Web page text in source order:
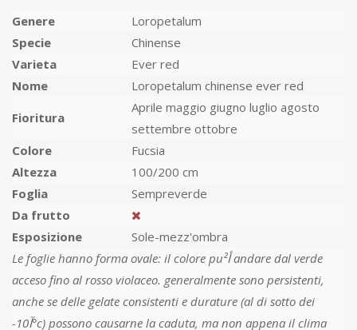
Genere
Loropetalum
Specie
Chinense
Varieta
Ever red
Nome
Loropetalum chinense ever red
Fioritura
Aprile maggio giugno luglio agosto
settembre ottobre
Colore
Fucsia
Altezza
100/200 cm
Foglia
Sempreverde
Da frutto
Esposizione
Sole-mezz'ombra
Le foglie hanno forma ovale: il colore puأ² andare dal verde
acceso fino al rosso violaceo. generalmente sono persistenti,
anche se delle gelate consistenti e durature (al di sotto dei
-10آ°c) possono causarne la caduta, ma non appena il clima